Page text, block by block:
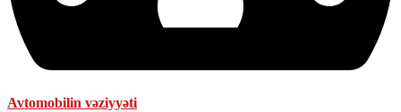
Avtomobilin vəziyyəti